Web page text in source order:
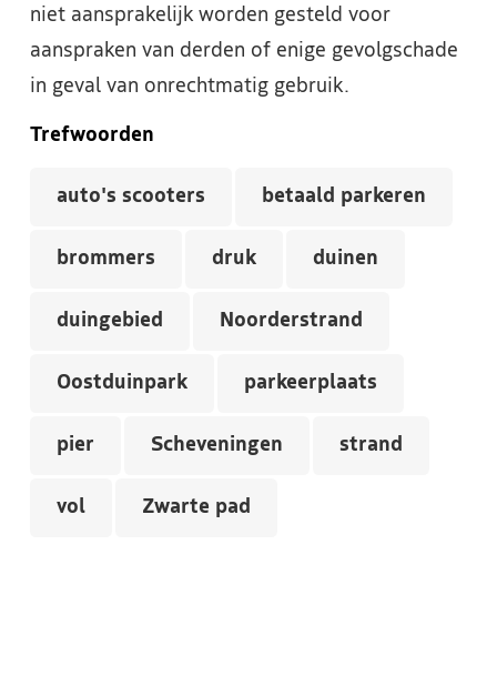
niet aansprakelijk worden gesteld voor
aanspraken van derden of enige gevolgschade
in geval van onrechtmatig gebruik.
Trefwoorden
auto's scooters betaald parkeren
brommers druk duinen
duingebied Noorderstrand
Oostduinpark parkeerplaats
pier Scheveningen strand
vol Zwarte pad